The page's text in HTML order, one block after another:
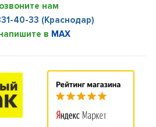
нам
40-33 (Краснодар)
в MAX